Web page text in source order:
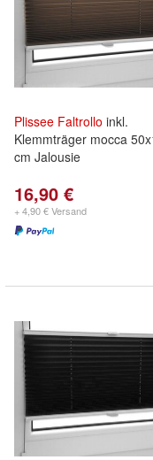
Plissee Faltrollo inkl.
Klemmträger mocca
cm Jalousie
16,90 €
+ 4,90 € Versand